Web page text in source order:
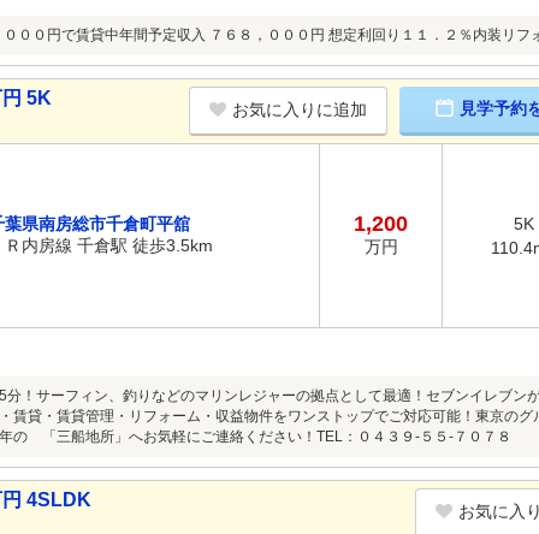
００円で賃貸中年間予定収入 ７６８，０００円 想定利回り１１．２％内装リフ
5K
お気に入りに追加 見学予約
葉県南房総市千倉町平舘
Ｒ内房線 千倉駅 徒歩3.5km
1,200
万円
5K
分！サーフィン、釣りなどのマリンレジャーの拠点として最適！セブンイレブン
賃貸・賃貸管理・リフォーム・収益物件をワンストップでご対応可能！東京の
の 「三船地所」へお気軽にご連絡ください！TEL：０４３９-５５-７０７８
4SLDK
お気に入